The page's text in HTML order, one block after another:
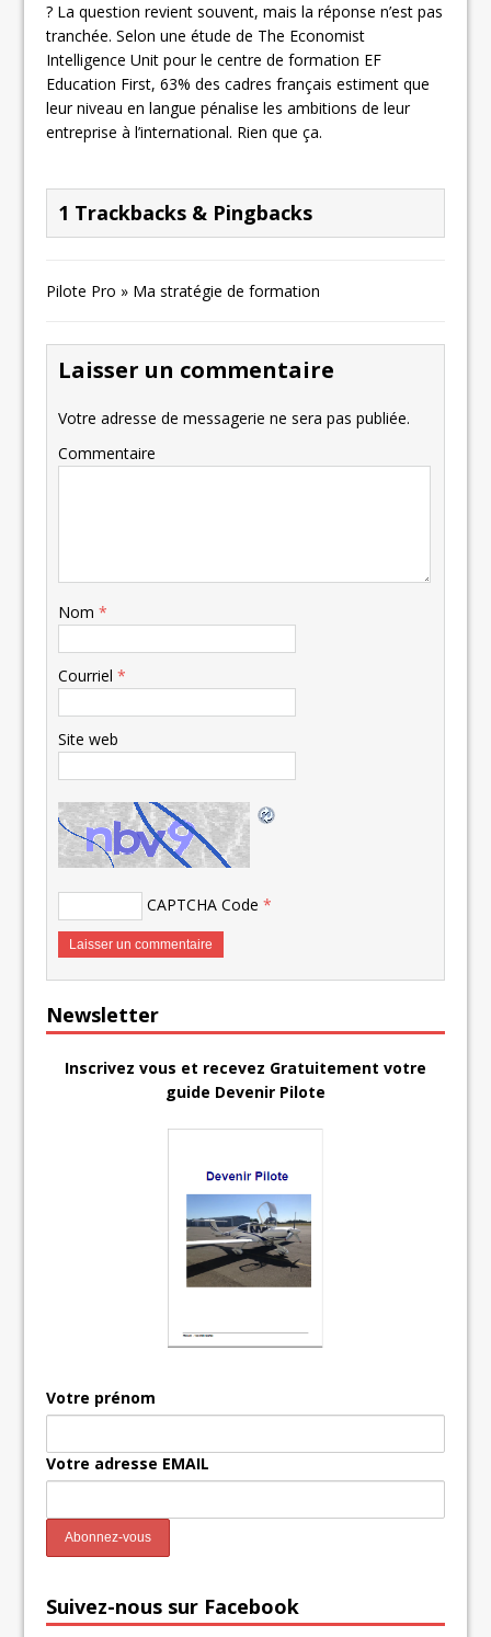
? La question revient souvent, mais la réponse n’est pas
tranchée. Selon une étude de The Economist
Intelligence Unit pour le centre de formation EF
Education First, 63% des cadres français estiment que
leur niveau en langue pénalise les ambitions de leur
entreprise à l’international. Rien que ça.
1 Trackbacks & Pingbacks
Pilote Pro » Ma stratégie de formation
Laisser un commentaire
Votre adresse de messagerie ne sera pas publiée.
Commentaire
Nom*
Courriel*
Site web
CAPTCHA Code *
Newsletter
Inscrivez vous et recevez Gratuitement votre
guide Devenir Pilote
Votre prénom
Votre adresse EMAIL
Suivez-nous sur Facebook